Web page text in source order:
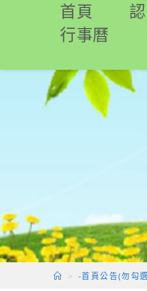
要
首頁
行事曆
> -首頁公告(勿勾